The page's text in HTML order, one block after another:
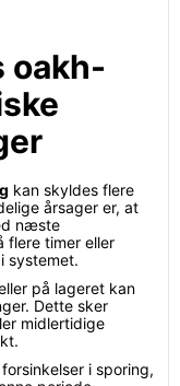
oakh-
kan skyldes flere
årsager er, at
næste
flere timer eller
systemet.
på lageret kan
Dette sker
midlertidige
i sporing,